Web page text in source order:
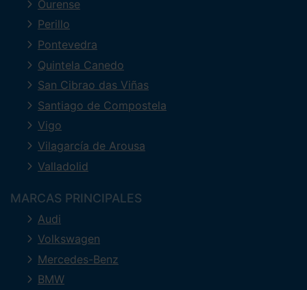
Ourense
Perillo
Pontevedra
Quintela Canedo
San Cibrao das Viñas
Santiago de Compostela
Vigo
Vilagarcía de Arousa
Valladolid
MARCAS PRINCIPALES
Audi
Volkswagen
Mercedes-Benz
BMW